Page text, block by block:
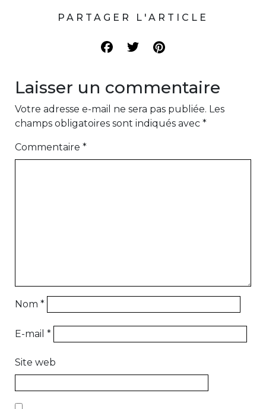
PARTAGER L'ARTICLE
Laisser un commentaire
Votre adresse e-mail ne sera pas publiée. Les
champs obligatoires sont indiqués avec *
Commentaire *
Nom *
E-mail *
Site web